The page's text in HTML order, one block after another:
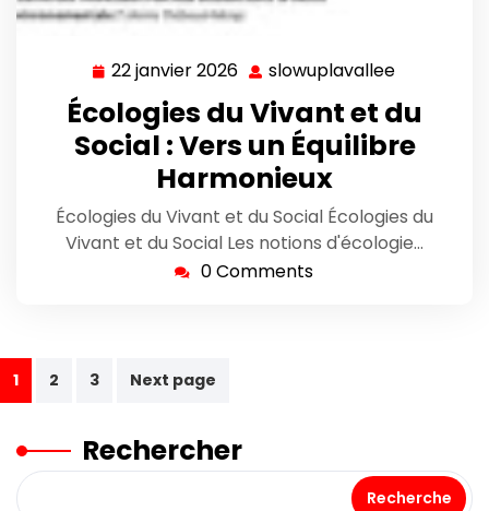
22 janvier 2026 22
janvier
2026
slowuplavallee
Écologies du Vivant et du
Social : Vers un Équilibre
Harmonieux
Écologies du Vivant et du Social Écologies du
Vivant et du Social Les notions d'écologie…
0 Comments
Navigation
des
articles
1 2 3 Next page
Rechercher
Recherche